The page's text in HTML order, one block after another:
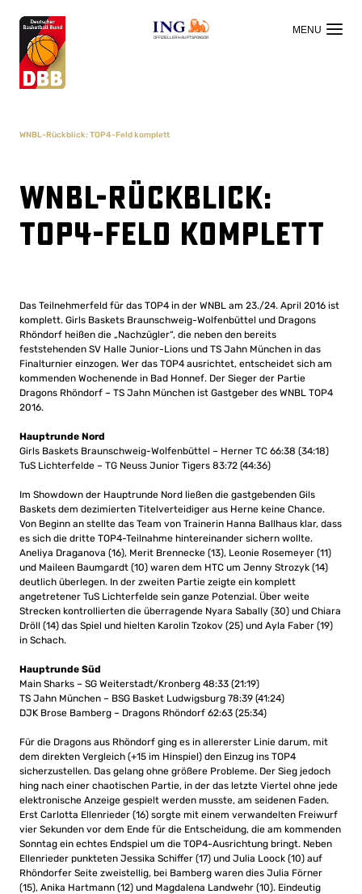
OFFIZIELLER HAUPTSPONSOR
WNBL-Rückblick: TOP4-Feld komplett
WNBL-Rückblick:
TOP4-Feld komplett
Das Teilnehmerfeld für das TOP4 in der WNBL am 23./24. April 2016 ist
komplett. Girls Baskets Braunschweig-Wolfenbüttel und Dragons
Rhöndorf heißen die „Nachzügler“, die neben den bereits
feststehenden SV Halle Junior-Lions und TS Jahn München in das
Finalturnier einzogen. Wer das TOP4 ausrichtet, entscheidet sich am
kommenden Wochenende in Bad Honnef. Der Sieger der Partie
Dragons Rhöndorf – TS Jahn München ist Gastgeber des WNBL TOP4
2016.
Hauptrunde Nord
Girls Baskets Braunschweig-Wolfenbüttel – Herner TC 66:38 (34:18)
TuS Lichterfelde – TG Neuss Junior Tigers 83:72 (44:36)
Im Showdown der Hauptrunde Nord ließen die gastgebenden Gils
Baskets dem dezimierten Titelverteidiger aus Herne keine Chance.
Von Beginn an stellte das Team von Trainerin Hanna Ballhaus klar, dass
es sich die dritte TOP4-Teilnahme hintereinander sichern wollte.
Aneliya Draganova (16), Merit Brennecke (13), Leonie Rosemeyer (11)
und Maileen Baumgardt (10) waren dem HTC um Jenny Strozyk (14)
deutlich überlegen. In der zweiten Partie zeigte ein komplett
angetretener TuS Lichterfelde sein ganze Potenzial. Über weite
Strecken kontrollierten die überragende Nyara Sabally (30) und Chiara
Dröll (14) das Spiel und hielten Karolin Tzokov (25) und Ayla Faber (19)
in Schach.
Hauptrunde Süd
Main Sharks – SG Weiterstadt/Kronberg 48:33 (21:19)
TS Jahn München – BSG Basket Ludwigsburg 78:39 (41:24)
DJK Brose Bamberg – Dragons Rhöndorf 62:63 (25:34)
Für die Dragons aus Rhöndorf ging es in allererster Linie darum, mit
dem direkten Vergleich (+15 im Hinspiel) den Einzug ins TOP4
sicherzustellen. Das gelang ohne größere Probleme. Der Sieg jedoch
hing nach einer chaotischen Partie, in der das letzte Viertel ohne jede
elektronische Anzeige gespielt werden musste, am seidenen Faden.
Erst Carlotta Ellenrieder (16) sorgte mit einem verwandelten Freiwurf
vier Sekunden vor dem Ende für die Entscheidung, die am kommenden
Sonntag ein echtes Endspiel um die TOP4-Ausrichtung bringt. Neben
Ellenrieder punkteten Jessika Schiffer (17) und Julia Loock (10) auf
Rhöndorfer Seite zweistellig, bei Bamberg waren dies Julia Förner
(15), Anika Hartmann (12) und Magdalena Landwehr (10). Eindeutig